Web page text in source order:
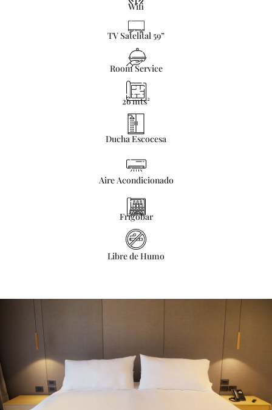
Wifi
TV Satelital 59”
Room Service
26 mts²
Ducha Escocesa
Aire Acondicionado
Frigobar
Libre de Humo